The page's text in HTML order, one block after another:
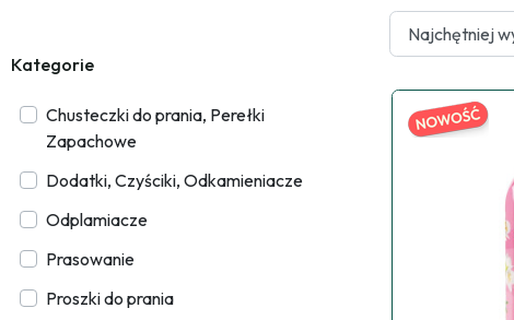
Kategorie
Chusteczki do prania, Perełki
Zapachowe
Dodatki, Czyściki, Odkamieniacze
Odplamiacze
Prasowanie
Proszki do prania